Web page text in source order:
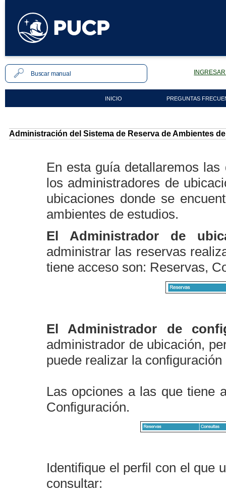
INICIO PREGUNTAS
Administración del Sistema de Reserva de Ambientes
En esta guía detallaremos
los administradores de
ubicaciones donde se
ambientes de estudios.
El Administrador de
administrar las reservas
tiene acceso son: Reservas,
El Administrador de
administrador de ubicación,
puede realizar la
Las opciones a las que tiene
Configuración.
Identifique el perfil con el que
consultar: